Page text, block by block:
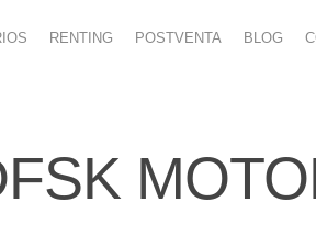
RENTING POSTVENTA BLOG